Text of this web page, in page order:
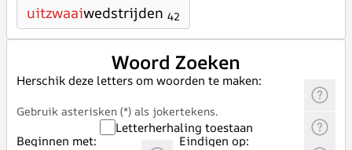
uitzwaaiwedstrijden 42
Woord Zoeken
Herschik deze letters om woorden te maken:
Gebruik asterisken (*) als jokertekens.
Letterherhaling toestaan
Beginnen met:
Eindigen op: